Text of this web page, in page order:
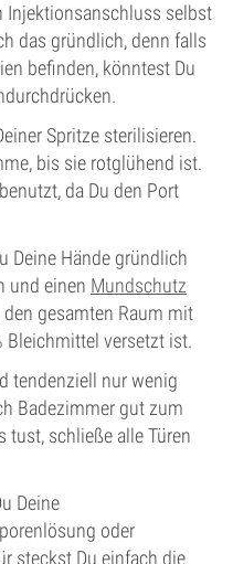
Injektionsanschluss selbst
das gründlich, denn falls
befinden, könntest Du
Spritze sterilisieren.
bis sie rotglühend ist.
da Du den Port
Deine Hände gründlich
und einen Mundschutz
gesamten Raum mit
Bleichmittel versetzt ist.
tendenziell nur wenig
Badezimmer gut zum
tust, schließe alle Türen
Deine
oder
steckst Du einfach die